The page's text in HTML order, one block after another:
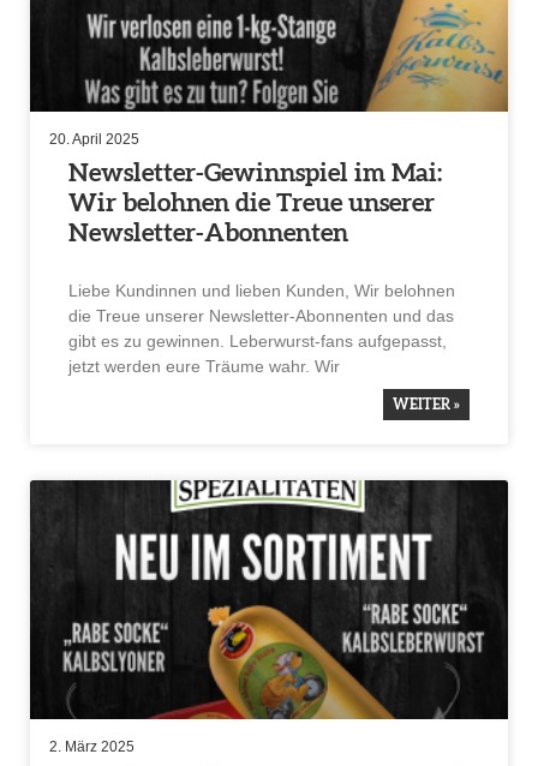
Newsletter-Gewinn­spiel im Mai:
Wir belohnen die Treue unserer
Newsletter-Abonnenten
Liebe Kundinnen und lieben Kunden, Wir belohnen
die Treue unserer Newsletter-Abonnenten und das
gibt es zu gewinnen. Leber­wurst-fans aufge­passt,
jetzt werden eure Träume wahr. Wir
WEITER »
20. April 2025
2. März 2025